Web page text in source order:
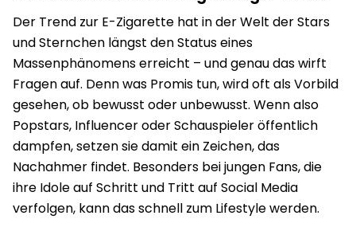
Der Trend zur E-Zigarette hat in der Welt der Stars
und Sternchen längst den Status eines
Massenphänomens erreicht – und genau das wirft
Fragen auf. Denn was Promis tun, wird oft als Vorbild
gesehen, ob bewusst oder unbewusst. Wenn also
Popstars, Influencer oder Schauspieler öffentlich
dampfen, setzen sie damit ein Zeichen, das
Nachahmer findet. Besonders bei jungen Fans, die
ihre Idole auf Schritt und Tritt auf Social Media
verfolgen, kann das schnell zum Lifestyle werden.